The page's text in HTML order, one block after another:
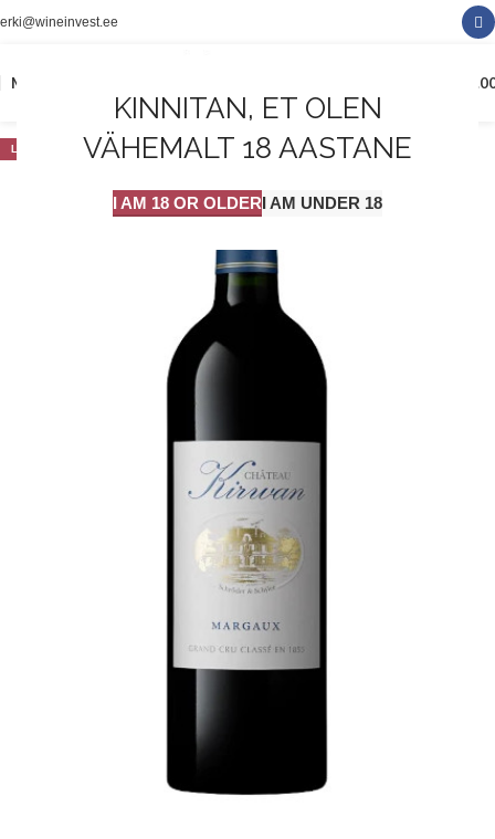
KINNITAN, ET OLEN
VÄHEMALT 18 AASTANE
I AM 18 OR OLDERI AM UNDER 18
erki@wineinvest.ee
MENÜÜ
LAOST OTSAS